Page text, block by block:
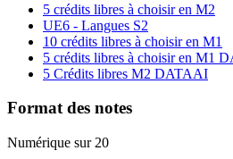
5 crédits libres à choisir en M2
UE6 - Langues S2
10 crédits libres à choisir en M1
5 crédits libres à choisir en M1
5 Crédits libres M2 DATAAI
Format des notes
Numérique sur 20